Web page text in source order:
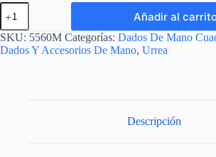
Dado
cuadro
de
3/4",
12
Añadir al
SKU: 5560M Categorías: Dados De Mano
Dados Y Accesorios De Mano, Urrea
Descripción